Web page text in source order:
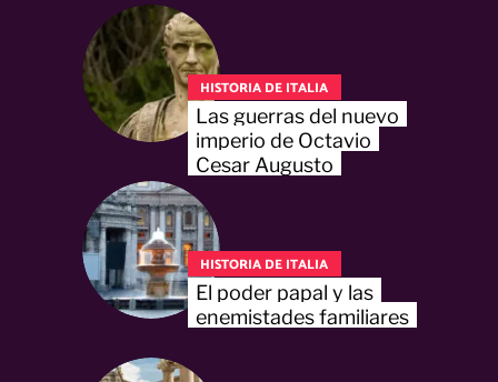
HISTORIA DE ITALIA
Las guerras del nuevo
imperio de Octavio
Cesar Augusto
HISTORIA DE ITALIA
El poder papal y las
enemistades familiares